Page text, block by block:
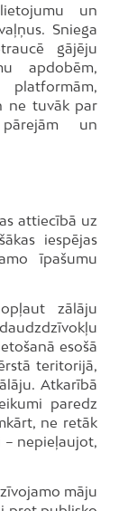
un
Sniega
gājēju
apdobēm,
platformām,
ne tuvāk par
un
attiecībā uz
iespējas
īpašumu
zālāju
esošā
teritorijā,
Atkarībā
paredz
ne retāk
– nepieļaujot,
māju